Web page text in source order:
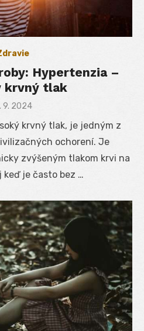
Hypertenzia –
krvný tlak
9. 2024
krvný tlak, je jedným z
ochorení. Je
zvýšeným tlakom krvi na
keď je často bez …